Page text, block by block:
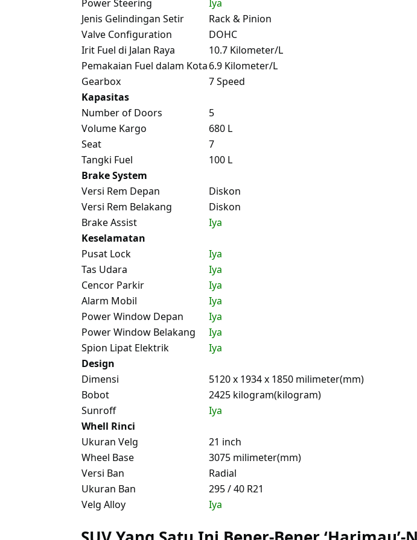
Power Steering
Iya
Jenis Gelindingan Setir
Rack & Pinion
Valve Configuration
DOHC
Irit Fuel di Jalan Raya
10.7 Kilometer/L
Pemakaian Fuel dalam Kota6.9 Kilometer/L
Gearbox
7 Speed
Kapasitas
Number of Doors
5
Volume Kargo
680 L
Seat
7
Tangki Fuel
100 L
Brake System
Versi Rem Depan
Diskon
Versi Rem Belakang
Diskon
Brake Assist
Iya
Keselamatan
Pusat Lock
Iya
Tas Udara
Iya
Cencor Parkir
Iya
Alarm Mobil
Iya
Power Window Depan
Iya
Power Window Belakang
Iya
Spion Lipat Elektrik
Iya
Design
Dimensi
5120 x 1934 x 1850 milimeter(mm)
Bobot
2425 kilogram(kilogram)
Sunroff
Iya
Whell Rinci
Ukuran Velg
21 inch
Wheel Base
3075 milimeter(mm)
Versi Ban
Radial
Ukuran Ban
295 / 40 R21
Velg Alloy
Iya